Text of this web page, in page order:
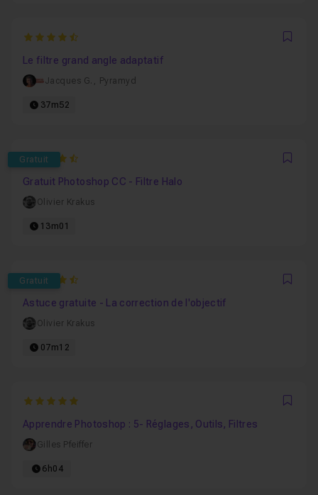
4.8888888888889
Le filtre grand angle adaptatif
Jacques G. , Pyramyd
37m52
Gratuit
4.6969696969697
Gratuit Photoshop CC - Filtre Halo
Olivier Krakus
13m01
Gratuit
4.6923076923077
Astuce gratuite - La correction de l'objectif
Olivier Krakus
07m12
5
Apprendre Photoshop : 5- Réglages, Outils, Filtres
Gilles Pfeiffer
6h04